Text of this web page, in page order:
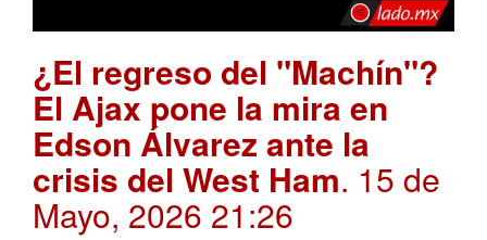
¿El regreso del "Machín"?
El Ajax pone la mira en
Edson Álvarez ante la
crisis del West Ham. 15 de
Mayo, 2026 21:26